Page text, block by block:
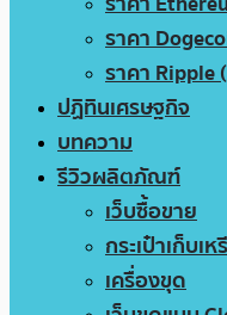
ราคา
ราคา Ripple
ปฏิทินเศรษฐกิจ
บทความ
รีวิวผลิตภัณฑ์
เว็บซื้อขาย
กระเป๋าเก็บเ
เครื่องขุด